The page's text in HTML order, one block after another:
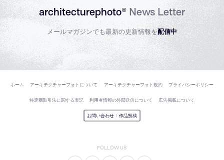
architecturephoto®News Letter
メールマガジンでも最新の更新情報を配信中
ホーム アーキテクチャーフォトについて アーキテクチャーフォト規約 プライバシーポリシー
特定商取引法に関する表記 利用者情報の外部送信について 広告掲載について
お問い合わせ / 作品投稿